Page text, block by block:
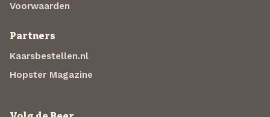
Voorwaarden
Partners
Kaarsbestellen.nl
Hopster Magazine